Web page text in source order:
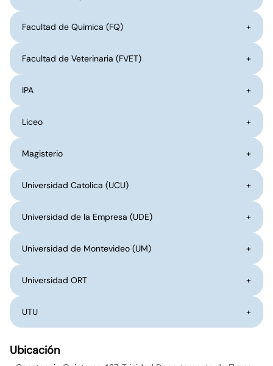
Facultad de Quimica (FQ) +
Facultad de Veterinaria (FVET) +
IPA +
Liceo +
Magisterio +
Universidad Catolica (UCU) +
Universidad de la Empresa (UDE) +
Universidad de Montevideo (UM) +
Universidad ORT +
UTU +
Ubicación